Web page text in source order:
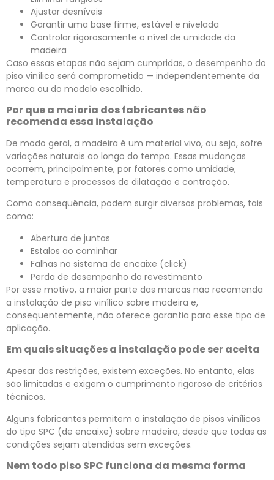
Ajustar desníveis
Garantir uma base firme, estável e nivelada
Controlar rigorosamente o nível de umidade da
madeira
Caso essas etapas não sejam cumpridas, o desempenho do
piso vinílico será comprometido — independentemente da
marca ou do modelo escolhido.
Por que a maioria dos fabricantes não
recomenda essa instalação
De modo geral, a madeira é um material vivo, ou seja, sofre
variações naturais ao longo do tempo. Essas mudanças
ocorrem, principalmente, por fatores como umidade,
temperatura e processos de dilatação e contração.
Como consequência, podem surgir diversos problemas, tais
como:
Abertura de juntas
Estalos ao caminhar
Falhas no sistema de encaixe (click)
Perda de desempenho do revestimento
Por esse motivo, a maior parte das marcas não recomenda
a instalação de piso vinílico sobre madeira e,
consequentemente, não oferece garantia para esse tipo de
aplicação.
Em quais situações a instalação pode ser aceita
Apesar das restrições, existem exceções. No entanto, elas
são limitadas e exigem o cumprimento rigoroso de critérios
técnicos.
Alguns fabricantes permitem a instalação de pisos vinílicos
do tipo SPC (de encaixe) sobre madeira, desde que todas as
condições sejam atendidas sem exceções.
Nem todo piso SPC funciona da mesma forma